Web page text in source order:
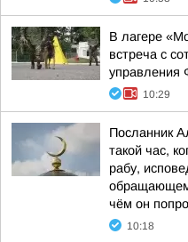
В лагере
встреча с
управления
10:29
Посланник
такой час,
рабу,
чём он
10:18